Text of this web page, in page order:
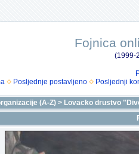
Fojnica
(1999-
Posljednje postavljeno Posljednji
(A-Z) > Lovacko drustvo